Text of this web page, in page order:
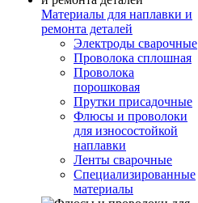
Материалы для наплавки и
ремонта деталей
Электроды сварочные
Проволока сплошная
Проволока
порошковая
Прутки присадочные
Флюсы и проволоки
для износостойкой
наплавки
Ленты сварочные
Специализированные
материалы